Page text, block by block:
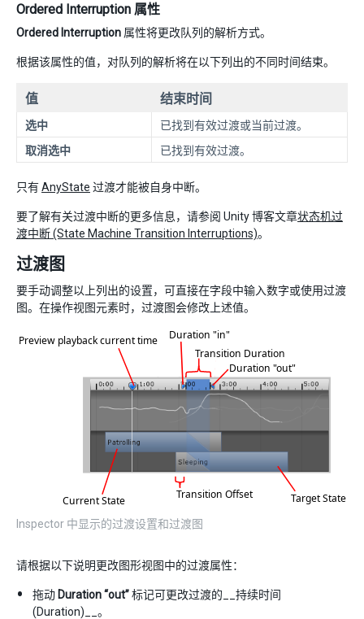
Ordered Interruption 属性
Ordered Interruption 属性将更改队列的解析方式。
根据该属性的值，对队列的解析将在以下列出的不同时间结束。
值 结束时间
选中
已找到有效过渡或当前过渡。
取消选中
已找到有效过渡。
只有AnyState 过渡才能被自身中断。
要了解有关过渡中断的更多信息，请参阅 Unity 博客文章状态机过
渡中断 (State Machine Transition Interruptions)。
过渡图
要手动调整以上列出的设置，可直接在字段中输入数字或使用过渡
图。在操作视图元素时，过渡图会修改上述值。
Inspector 中显示的过渡设置和过渡图
请根据以下说明更改图形视图中的过渡属性：
拖动 Duration “out”标记可更改过渡的__持续时间
(Duration)__。